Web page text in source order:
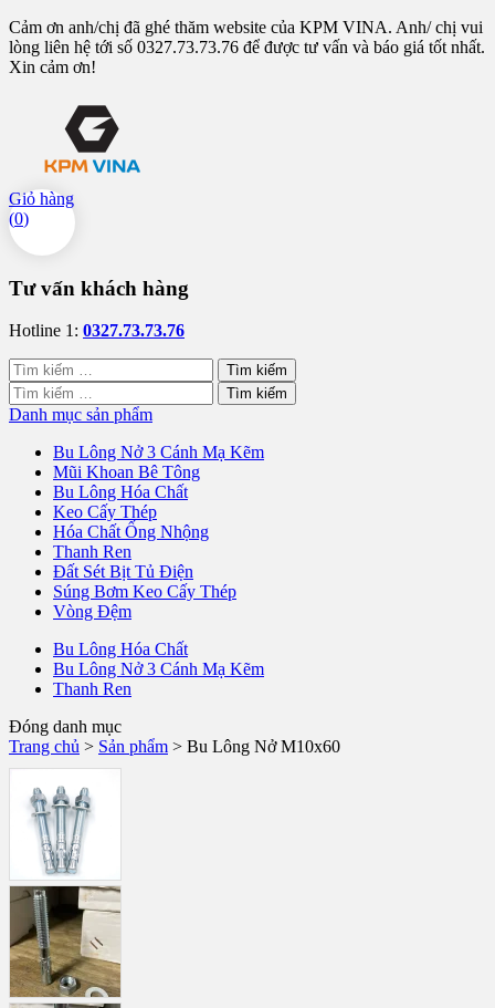
Cảm ơn anh/chị đã ghé thăm website của KPM VINA. Anh/ chị vui
lòng liên hệ tới số 0327.73.73.76 để được tư vấn và báo giá tốt nhất.
Xin cảm ơn!
Giỏ hàng
(0)
Tư vấn khách hàng
Hotline 1: 0327.73.73.76
Tìm
kiếm
cho:
Tìm
kiếm
Danh mục sản phẩm
Bu Lông Nở 3 Cánh Mạ Kẽm
Mũi Khoan Bê Tông
Bu Lông Hóa Chất
Keo Cấy Thép
Hóa Chất Ống Nhộng
Thanh Ren
Đất Sét Bịt Tủ Điện
Súng Bơm Keo Cấy Thép
Vòng Đệm
Bu Lông Hóa Chất
Bu Lông Nở 3 Cánh Mạ Kẽm
Thanh Ren
Đóng danh mục
Trang chủ > Sản phẩm > Bu Lông Nở M10x60